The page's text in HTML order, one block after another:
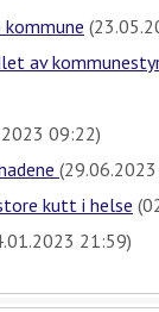
av
09:22)
kutt i helse
21:59)